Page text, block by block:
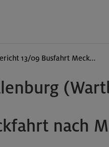
13/09 Busfahrt Meck...
nach